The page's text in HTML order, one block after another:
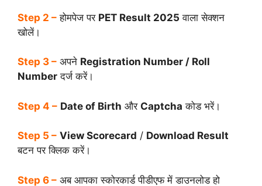
Step 2 – होमपेज पर PET Result 2025 वाला सेक्शन
खोलें।
Step 3 – अपने Registration Number / Roll
Number दर्ज करें।
Step 4 – Date of Birth और Captcha कोड भरें।
Step 5 – View Scorecard / Download Result
बटन पर क्लिक करें।
Step 6 – अब आपका स्कोरकार्ड पीडीएफ में डाउनलोड हो